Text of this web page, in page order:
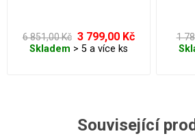
6 851,00 Kč 3 799,00 Kč
Skladem > 5 a více ks
1
Související